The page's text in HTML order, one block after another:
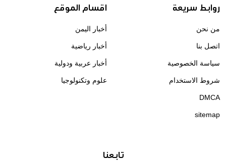
روابط سريعة
من نحن
اتصل بنا
سياسة الخصوصية
شروط الاستخدام
DMCA
sitemap
اقسام الموقع
أخبار اليمن
أخبار رياضية
أخبار عربية ودولية
علوم وتكنولوجيا
تابعنا